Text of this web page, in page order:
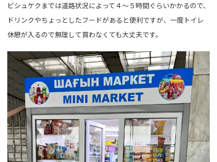
ビシュケクまでは道路状況によって４～５時間ぐらいかかるので、
ドリンクやちょっとしたフードがあると便利ですが、一度トイレ
休憩が入るので無理して買わなくても大丈夫です。